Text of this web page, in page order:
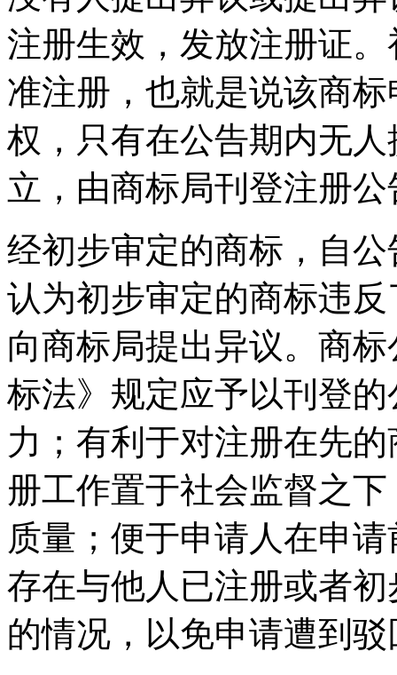
注册生效，发放注册证
准注册，也就是说该商
权，只有在公告期内无
立，由商标局刊登注册
经初步审定的商标，自
认为初步审定的商标违
向商标局提出异议。商
标法》规定应予以刊登
力；有利于对注册在先
册工作置于社会监督之
质量；便于申请人在申
存在与他人已注册或者
的情况，以免申请遭到驳